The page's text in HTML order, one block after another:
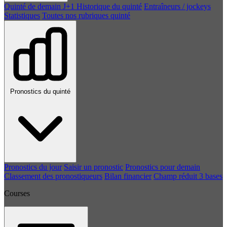
Quinté de demain J+1 Historique du quinté Entraîneurs / jockeys
Statistiques Toutes nos rubriques quinté
Pronostics du quinté
Pronostics du jour Saisir un pronostic Pronostics pour demain
Classement des pronostiqueurs Bilan financier Champ réduit 3 bases
Courses